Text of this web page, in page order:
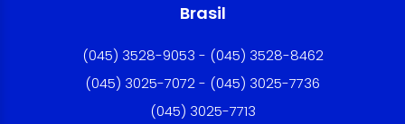
Brasil
(045) 3528-9053 - (045) 3528-8462
(045) 3025-7072 - (045) 3025-7736
(045) 3025-7713